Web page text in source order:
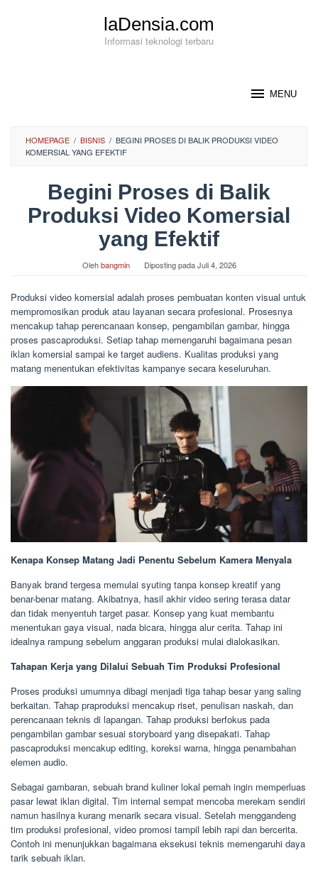
laDensia.com
Informasi teknologi terbaru
MENU
HOMEPAGE / BISNIS / BEGINI PROSES DI BALIK PRODUKSI VIDEO
KOMERSIAL YANG EFEKTIF
Begini Proses di Balik
Produksi Video Komersial
yang Efektif
Olehbangmin Diposting padaJuli 4, 2026
Produksi video komersial adalah proses pembuatan konten visual untuk
mempromosikan produk atau layanan secara profesional. Prosesnya
mencakup tahap perencanaan konsep, pengambilan gambar, hingga
proses pascaproduksi. Setiap tahap memengaruhi bagaimana pesan
iklan komersial sampai ke target audiens. Kualitas produksi yang
matang menentukan efektivitas kampanye secara keseluruhan.
Kenapa Konsep Matang Jadi Penentu Sebelum Kamera Menyala
Banyak brand tergesa memulai syuting tanpa konsep kreatif yang
benar-benar matang. Akibatnya, hasil akhir video sering terasa datar
dan tidak menyentuh target pasar. Konsep yang kuat membantu
menentukan gaya visual, nada bicara, hingga alur cerita. Tahap ini
idealnya rampung sebelum anggaran produksi mulai dialokasikan.
Tahapan Kerja yang Dilalui Sebuah Tim Produksi Profesional
Proses produksi umumnya dibagi menjadi tiga tahap besar yang saling
berkaitan. Tahap praproduksi mencakup riset, penulisan naskah, dan
perencanaan teknis di lapangan. Tahap produksi berfokus pada
pengambilan gambar sesuai storyboard yang disepakati. Tahap
pascaproduksi mencakup editing, koreksi warna, hingga penambahan
elemen audio.
Sebagai gambaran, sebuah brand kuliner lokal pernah ingin memperluas
pasar lewat iklan digital. Tim internal sempat mencoba merekam sendiri
namun hasilnya kurang menarik secara visual. Setelah menggandeng
tim produksi profesional, video promosi tampil lebih rapi dan bercerita.
Contoh ini menunjukkan bagaimana eksekusi teknis memengaruhi daya
tarik sebuah iklan.